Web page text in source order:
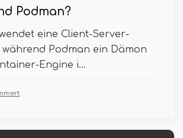
Podman?
eine Client-Server-
während Podman ein Dämon
Engine i...